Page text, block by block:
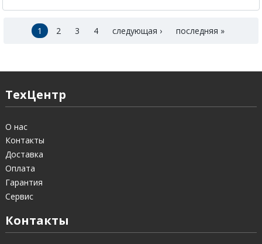
1 2 3 4 следующая › последняя »
ТехЦентр
О нас
Контакты
Доставка
Оплата
Гарантия
Сервис
Контакты